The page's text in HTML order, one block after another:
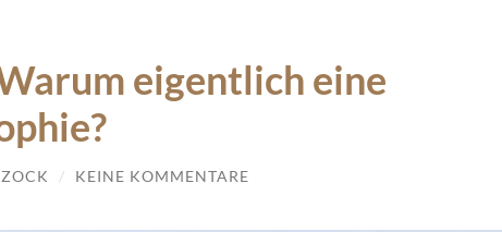
eigentlich eine
/ KEINE KOMMENTARE